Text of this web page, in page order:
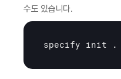
수도 있습니다.
specify init .